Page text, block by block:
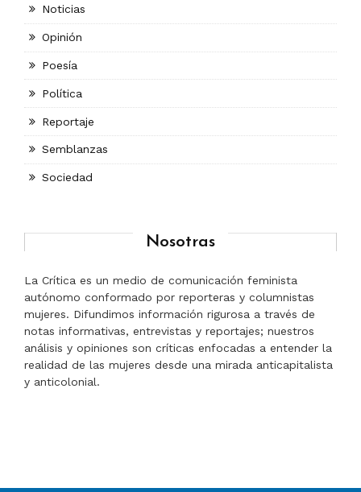
Noticias
Opinión
Poesía
Política
Reportaje
Semblanzas
Sociedad
Nosotras
La Crítica es un medio de comunicación feminista
autónomo conformado por reporteras y columnistas
mujeres. Difundimos información rigurosa a través de
notas informativas, entrevistas y reportajes; nuestros
análisis y opiniones son críticas enfocadas a entender la
realidad de las mujeres desde una mirada anticapitalista
y anticolonial.